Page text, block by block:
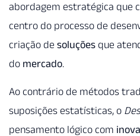
abordagem estratégica que
centro do processo de
criação de soluções que
do mercado.
Ao contrário de métodos
suposições estatísticas, o
pensamento lógico com